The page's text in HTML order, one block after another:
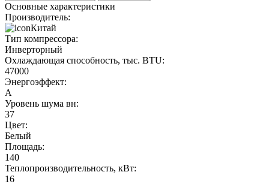
Основные характеристики
Производитель:
Китай
Тип компрессора:
Инверторный
Охлаждающая способность, тыс. BTU:
47000
Энергоэффект:
А
Уровень шума вн:
37
Цвет:
Белый
Площадь:
140
Теплопроизводительность, кВт:
16